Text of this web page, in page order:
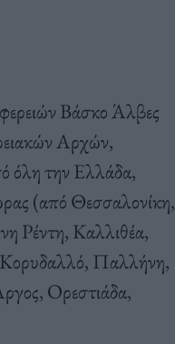
Βάσκο Άλβες
Αρχών,
όλη την Ελλάδα,
(από Θεσσαλονίκη,
Ρέντη, Καλλιθέα,
Παλλήνη,
Ορεστιάδα,